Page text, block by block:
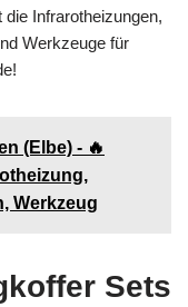
Infrarotheizungen,
Werkzeuge für
(Elbe) - 🔥
Werkzeug
Sets